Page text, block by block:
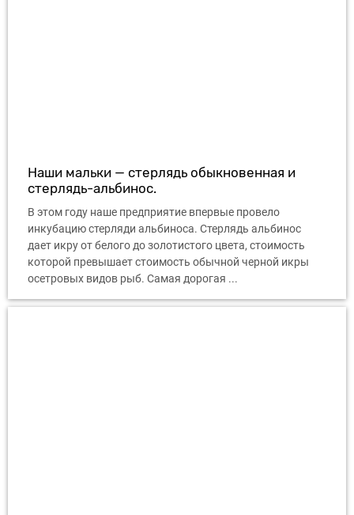
Наши мальки — стерлядь обыкновенная и
стерлядь-альбинос.
В этом году наше предприятие впервые провело
инкубацию стерляди альбиноса. Стерлядь альбинос
дает икру от белого до золотистого цвета, стоимость
которой превышает стоимость обычной черной икры
осетровых видов рыб. Самая дорогая ...